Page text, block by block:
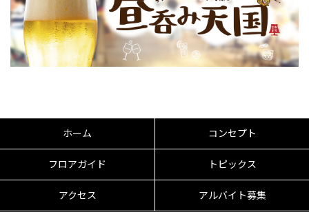
ホーム コンセプト
フロアガイド トピックス
アクセス アルバイト募集